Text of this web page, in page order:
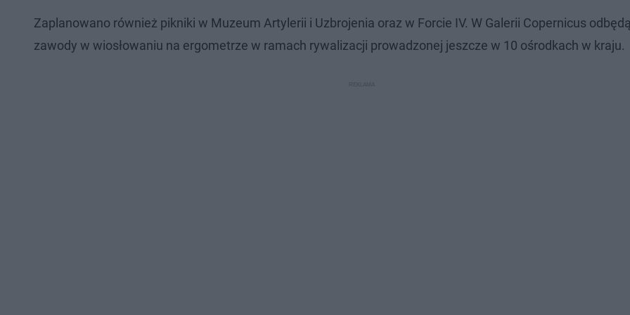
Zaplanowano również pikniki w Muzeum Artylerii i Uzbrojenia oraz w Forcie IV. W Galerii Copernicus
zawody w wiosłowaniu na ergometrze w ramach rywalizacji prowadzonej jeszcze w 10 ośrodkach w kraju.